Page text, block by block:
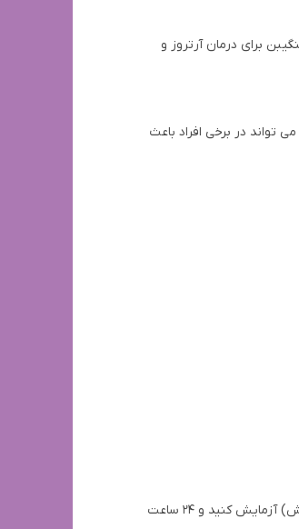
برای درمان آرتروز و
در برخی افراد باعث
قبل از استفاده از صابون زردچوبه دست و صورت بیز روی کل صورت، مقدار کمی از آن را روی قسمت کوچکی از پوست (مثلاً پشت گوش) آزمایش کنید و 24 ساعت